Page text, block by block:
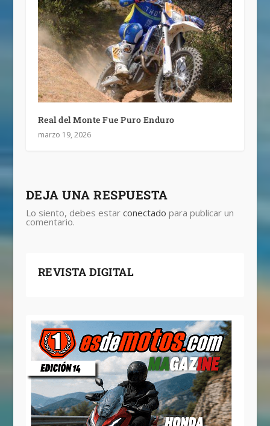
Real del Monte Fue Puro Enduro
marzo 19, 2026
DEJA UNA RESPUESTA
Lo siento, debes estar conectado para publicar un
comentario.
REVISTA DIGITAL